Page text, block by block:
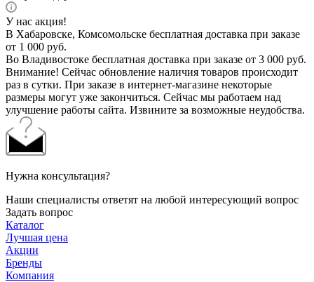
У нас акция!
В Хабаровске, Комсомольске бесплатная доставка при заказе
от 1 000 руб.
Во Владивостоке бесплатная доставка при заказе от 3 000 руб.
Внимание! Сейчас обновление наличия товаров происходит
раз в сутки. При заказе в интернет-магазине некоторые
размеры могут уже закончиться. Сейчас мы работаем над
улучшение работы сайта. Извините за возможные неудобства.
Нужна консультация?
Наши специалисты ответят на любой интересующий вопрос
Задать вопрос
Каталог
Лучшая цена
Акции
Бренды
Компания